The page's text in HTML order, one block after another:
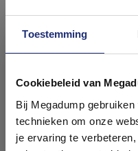
Toestemming
Cookiebeleid van
Bij Megadump
technieken om onze
je ervaring te
Supreme Memories 60x120
cm Antique 3D Zwart (Prijs
per M2)
badkamers
Laat je inspireren